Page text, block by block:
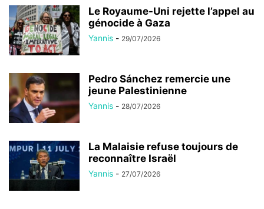
Le Royaume-Uni rejette l’appel au
génocide à Gaza
Yannis - 29/07/2026
Pedro Sánchez remercie une
jeune Palestinienne
Yannis - 28/07/2026
La Malaisie refuse toujours de
reconnaître Israël
Yannis - 27/07/2026